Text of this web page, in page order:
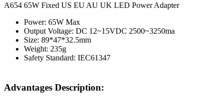
A654 65W Fixed US EU AU UK LED Power Adapter
Power: 65W Max
Output Voltage: DC 12~15VDC 2500~3250ma
Size: 89*47*32.5mm
Weight: 235g
Safety Standard: IEC61347
Advantages Description: